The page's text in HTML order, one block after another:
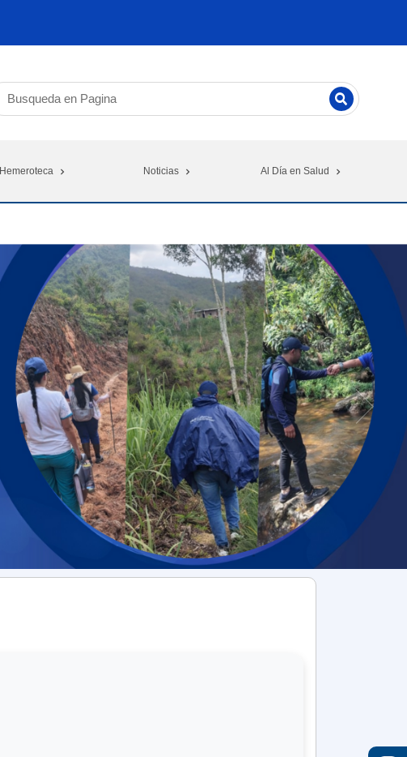
Hemeroteca Noticias Al Día en Salud